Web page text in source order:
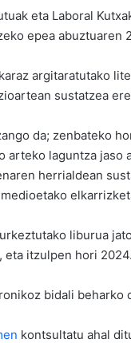
eta Laboral
epea abuztuaren
argitaratutako
sustatzea
da; zenbateko
arteko laguntza
herrialdean
liburua
eta itzulpen hori
bidali beharko
kontsultatu ahal